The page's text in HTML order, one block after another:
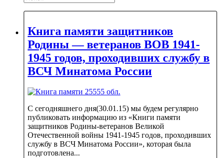
Книга памяти защитников
Родины — ветеранов ВОВ 1941-
1945 годов, проходивших службу в
ВСЧ Минатома России
С сегодняшнего дня(30.01.15) мы будем регулярно
публиковать информацию из «Книги памяти
защитников Родины-ветеранов Великой
Отечественной войны 1941-1945 годов, проходивших
службу в ВСЧ Минатома России», которая была
подготовлена...